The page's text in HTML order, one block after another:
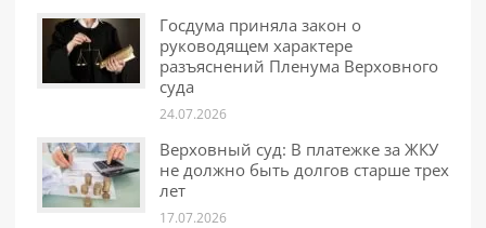
Госдума приняла закон о
руководящем характере
разъяснений Пленума Верховного
суда
24.07.2026
Верховный суд: В платежке за ЖКУ
не должно быть долгов старше трех
лет
17.07.2026